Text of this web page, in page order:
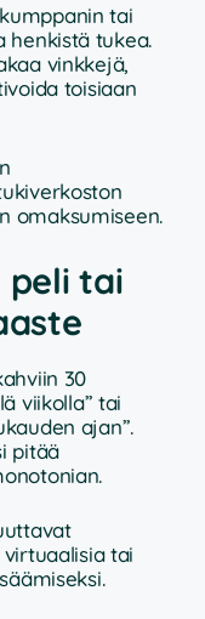
tai
henkistä tukea.
vinkkejä,
toisiaan
omaksumiseen.
peli tai
30
viikolla” tai
ajan”.
pitää
tai